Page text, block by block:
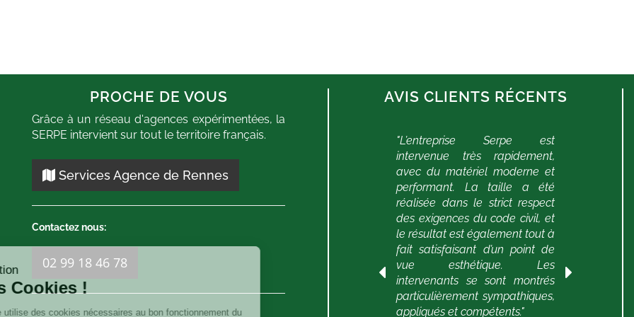
PROCHE DE VOUS
Grâce à un réseau d'agences expérimentées, la
SERPE intervient sur tout le territoire français.
Services Agence de Rennes
Contactez nous:
02 99 18 46 78
AVIS CLIENTS RÉCENTS
réactivité de
content de leurs
Un plus pour
intervention."
Rennes- Agence
Source :Google
Date :
"Très bonne prestation avec un
personnel agréable. Terrain
remis en état après
Abattage-Vezin le Coquet
"L’entreprise Serpe est
intervenue très rapidement,
avec du matériel moderne et
performant. La taille a été
réalisée dans le strict respect
des exigences du code civil, et
le résultat est également tout à
fait satisfaisant d’un point de
vue esthétique. Les
intervenants se sont montrés
particulièrement sympathiques,
appliqués et compétents."